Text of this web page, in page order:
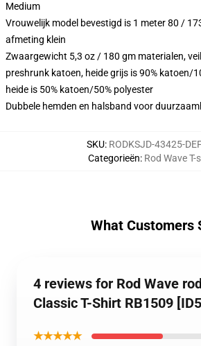
Medium
Vrouwelijk model bevestigd is 1 meter 80 /
afmeting klein
Zwaargewicht 5,3 oz / 180 gm materialen,
preshrunk katoen, heide grijs is 90% katoen/
heide is 50% katoen/50% polyester
Dubbele hemden en halsband voor
SKU: RODKSJD-43425-
Categorieën: Rod Wave T-
What Customers
4 reviews for Rod Wave
Classic T-Shirt RB1509
★★★★★